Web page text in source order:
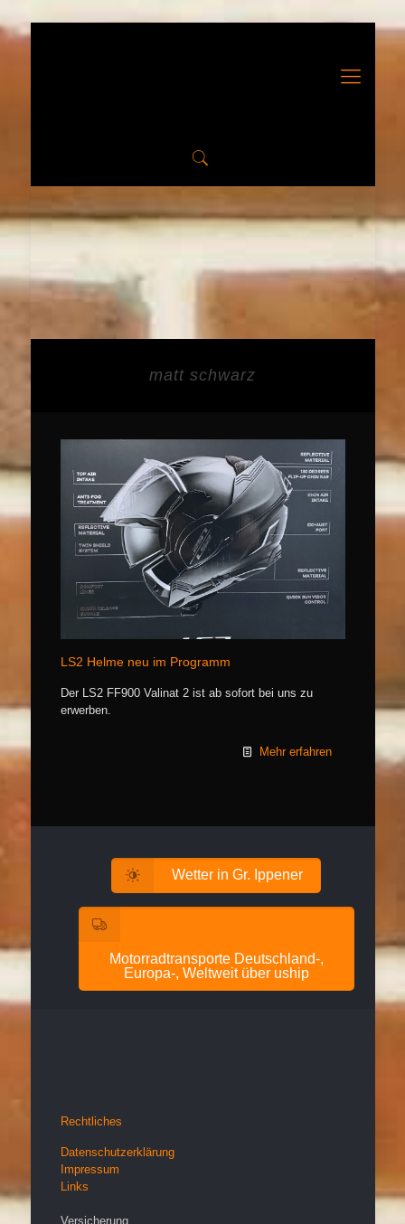
matt schwarz
LS2 Helme neu im Programm
Der LS2 FF900 Valinat 2 ist ab sofort bei uns zu
erwerben.
Mehr erfahren
Wetter in Gr. Ippener
Motorradtransporte Deutschland-,
Europa-, Weltweit über uship
Rechtliches
Datenschutzerklärung
Impressum
Links
Versicherung